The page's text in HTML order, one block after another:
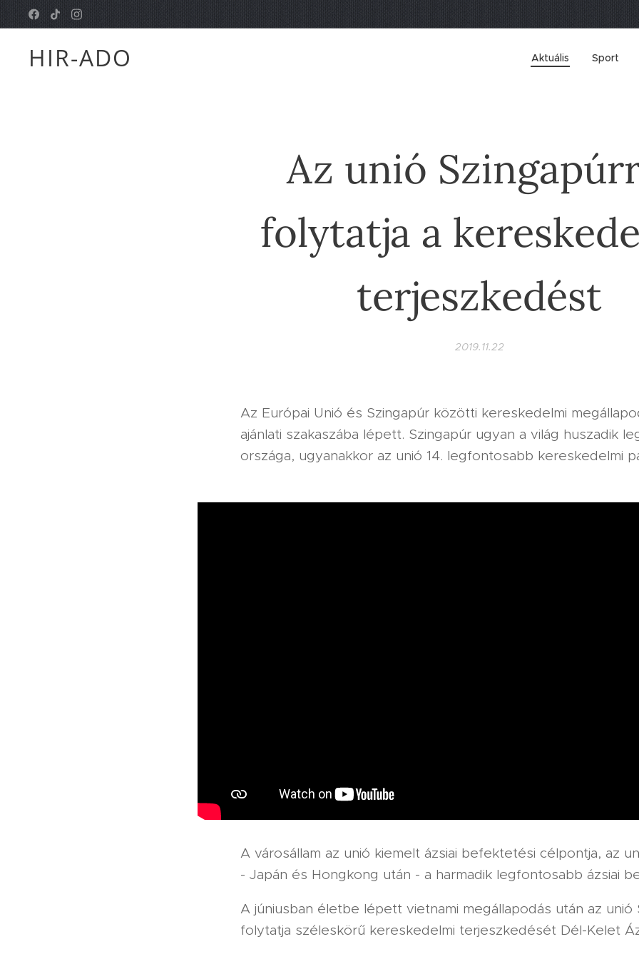
HIR-ADO Aktuális Sport
Az unió
folytatja a
terjeszkedést
2019.11.22
Az Európai Unió és Szingapúr közötti kereskedelmi
ajánlati szakaszába lépett. Szingapúr ugyan a világ huszadik
országa, ugyanakkor az unió 14. legfontosabb kereskedelmi
A városállam az unió kiemelt ázsiai befektetési célpontja, az
- Japán és Hongkong után - a harmadik legfontosabb ázsiai
A júniusban életbe lépett vietnami megállapodás után az unió
folytatja széleskörű kereskedelmi terjeszkedését Dél-Kelet